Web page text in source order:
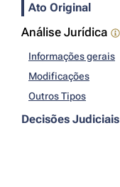
Ato Original
Análise Jurídica
Informações gerais
Modificações
Outros Tipos
Decisões Judiciais